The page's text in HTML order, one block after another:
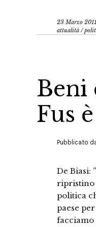
23 Marzo 2011
attualità /
Beni
Fus
Pubblicato
De Biasi:
ripristino
politica
paese
facciamo